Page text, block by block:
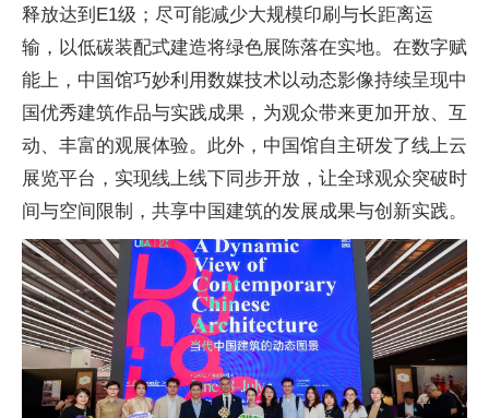
释放达到E1级；尽可能减少大规模印刷与长距离运
输，以低碳装配式建造将绿色展陈落在实地。在数字赋
能上，中国馆巧妙利用数媒技术以动态影像持续呈现中
国优秀建筑作品与实践成果，为观众带来更加开放、互
动、丰富的观展体验。此外，中国馆自主研发了线上云
展览平台，实现线上线下同步开放，让全球观众突破时
间与空间限制，共享中国建筑的发展成果与创新实践。